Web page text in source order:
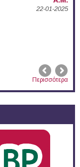
Περισσότερα